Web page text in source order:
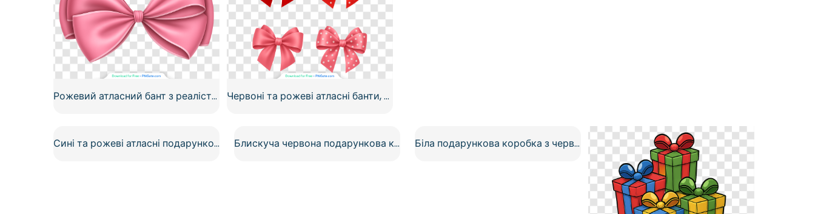
Рожевий атласний бант з реалістичною текстурою, безкоштовний PNG Червоні та рожеві атласні банти, класичний візерунок у горошок, безкоштовний PNG
Сині та рожеві атласні подарункові банти безкоштовно PNG Блискуча червона подарункова коробка з розкішним бантом, безкоштовний PNG Біла подарункова коробка з червоною атласною стрічкою та бантом, безкоштовний PNG